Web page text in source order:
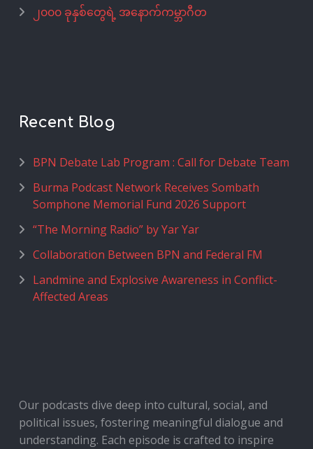
၂၀၀၀ ခုနှစ်တွေရဲ့ အနောက်ကမ္ဘာဂီတ
Recent Blog
BPN Debate Lab Program : Call for Debate Team
Burma Podcast Network Receives Sombath
Somphone Memorial Fund 2026 Support
“The Morning Radio” by Yar Yar
Collaboration Between BPN and Federal FM
Landmine and Explosive Awareness in Conflict-
Affected Areas
Our podcasts dive deep into cultural, social, and
political issues, fostering meaningful dialogue and
understanding. Each episode is crafted to inspire